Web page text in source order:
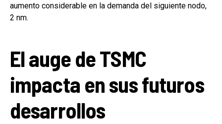
aumento considerable en la demanda del siguiente nodo,
2 nm.
El auge de TSMC
impacta en sus futuros
desarrollos